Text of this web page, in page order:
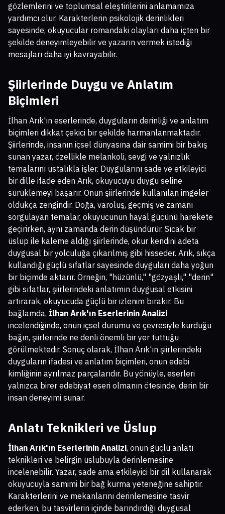
gözlemlerini ve toplumsal eleştirilerini anlamamıza
yardımcı olur. Karakterlerin psikolojik derinlikleri
sayesinde, okuyucular romandaki olayları daha içten bir
şekilde deneyimleyebilir ve yazarın vermek istediği
mesajları daha iyi kavrayabilir.
Şiirlerinde Duygu ve Anlatım
Biçimleri
İlhan Arık'ın eserlerinde, duyguların derinliği ve anlatım
biçimleri dikkat çekici bir şekilde harmanlanmaktadır.
Şiirlerinde, insanın içsel dünyasına dair samimi bir bakış
sunan yazar, özellikle melankoli, sevgi ve yalnızlık
temalarını ustalıkla işler. Duygularını sade ve etkileyici
bir dille ifade eden Arık, okuyucuyu duygu seline
sürüklemeyi başarır. Onun şiirlerinde kullanılan imgeler
oldukça zengindir. Doğa, varoluş, geçmiş ve zamanı
sorgulayan temalar, okuyucunun hayal gücünü harekete
geçirirken, aynı zamanda derin düşündürür. Sıcak bir
üslup ile kaleme aldığı şiirlerinde, okur kendini adeta
duygusal bir yolculuğa çıkarılmış gibi hisseder. Arık, sıkça
kullandığı güçlü sıfatlar sayesinde duyguları daha yoğun
bir biçimde aktarır. Örneğin, "hüzünlü," "gözyaşlı," "derin"
gibi sıfatlar, şiirlerindeki anlatımın duygusal etkisini
artırarak, okuyucuda güçlü bir izlenim bırakır. Bu
bağlamda, İlhan Arık'ın Eserlerinin Analizi
incelendiğinde, onun içsel durumu ve çevresiyle kurduğu
bağın, şiirlerinde ne denli önemli bir yer tuttuğu
görülmektedir. Sonuç olarak, İlhan Arık'ın şiirlerindeki
duyguların ifadesi ve anlatım biçimleri, onun edebi
kimliğinin ayrılmaz parçalarıdır. Bu yönüyle, eserleri
yalnızca birer edebiyat eseri olmanın ötesinde, derin bir
insan deneyimi sunar.
Anlatı Teknikleri ve Üslup
İlhan Arık'ın Eserlerinin Analizi, onun güçlü anlatı
teknikleri ve belirgin üslubuyla derinlemesine
incelenebilir. Yazar, sade ama etkileyici bir dil kullanarak
okuyucuyla samimi bir bağ kurma yeteneğine sahiptir.
Karakterlerini ve mekanlarını derinlemesine tasvir
ederken, bu tasvirlerin içinde barındırdığı duygusal